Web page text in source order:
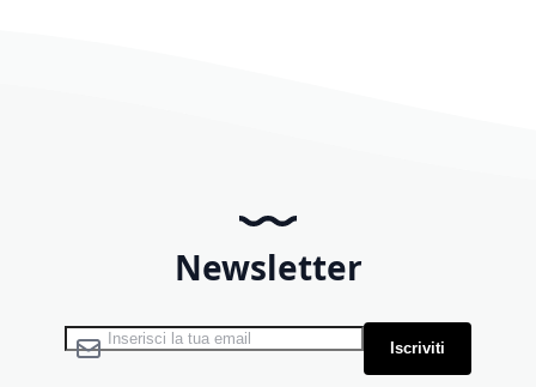
Newsletter
Iscriviti alla nostra Newsletter: Iscriviti